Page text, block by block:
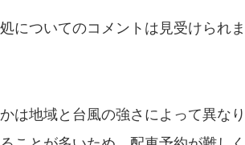
についてのコメントは見受けられま
は地域と台風の強さによって異なり